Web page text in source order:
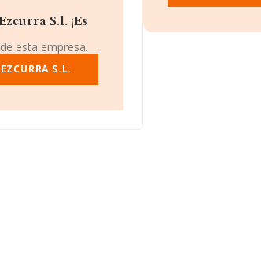
su domicilio
de Alcalá De
euros y el promedio
S.l. ¡Es
esta empresa.
S.L.